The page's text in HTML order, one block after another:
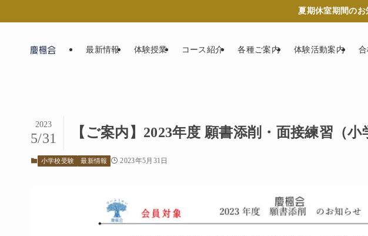
夏期休室期間のお
最新情報 体験授業 コース紹介 各種ご案内 体験活動案内
【ご案内】2023年度 願書添削・面接練習（小
2023
5/31
小学校受験 最新情報 2023年5月31日